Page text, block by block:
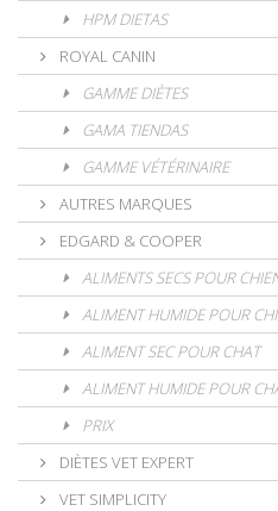
HPM DIETAS
ROYAL CANIN
GAMME DIÈTES
GAMA TIENDAS
GAMME VÉTÉRINAIRE
AUTRES MARQUES
EDGARD & COOPER
ALIMENTS SECS POUR
ALIMENT HUMIDE POUR
ALIMENT SEC POUR CHAT
ALIMENT HUMIDE POUR
PRIX
DIÈTES VET EXPERT
VET SIMPLICITY